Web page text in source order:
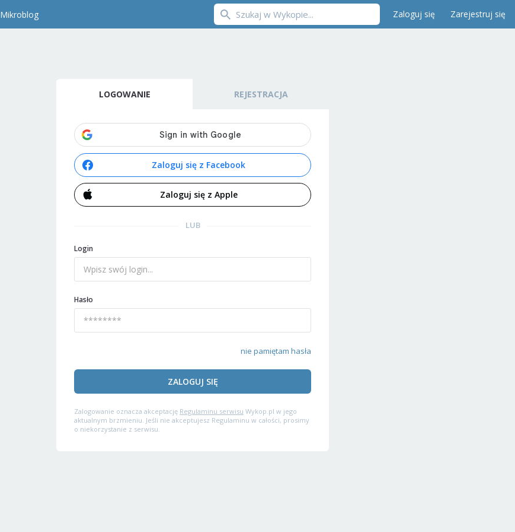
Mikroblog Zaloguj się Zarejestruj się
LOGOWANIE REJESTRACJA
Zaloguj się z Facebook
Zaloguj się z Apple
LUB
Login
Hasło
nie pamiętam hasła
ZALOGUJ SIĘ
Zalogowanie oznacza akceptację Regulaminu serwisu Wykop.pl w jego
aktualnym brzmieniu. Jeśli nie akceptujesz Regulaminu w całości, prosimy
o niekorzystanie z serwisu.